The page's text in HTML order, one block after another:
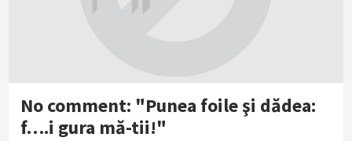
No comment: "Punea foile şi dădea:
f….i gura mă-tii!"